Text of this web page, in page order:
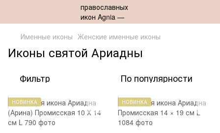
Именные иконы Женские именные иконы
Иконы святой Ариадны
Фильтр По популярности
НОВИНКА НОВИНКА